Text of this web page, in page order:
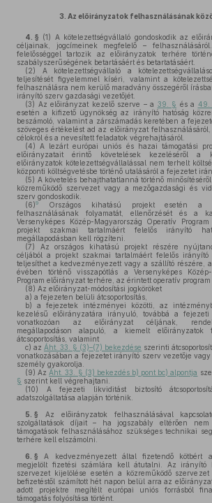
3. Az előirányzatok felhasználásának
4. § (1) A kötelezettségvállaló gondoskodik az
céljainak, jogcímeinek megfelelő –
felelősséggel tartozik az előirányzatok terhére
szabályszerűségének betartásáért és betartatásáért.
(2) A kötelezettségvállaló a
teljesítését figyelemmel kíséri, valamint a
felhasználásra nem kerülő maradvány összegéről
irányító szerv gazdasági vezetőjét.
(3) Az előirányzat kezelő szerve – a 39. § és a 49.
esetén a kifizető ügynökség az irányító hatóság
beszámoló, valamint a zárszámadás keretében a
szöveges értékelést ad az előirányzat
célokról és a nevesített feladatok végrehajtásáról.
(4) A lezárt európai uniós és hazai támogatási
előirányzatait érintő követelések kezeléséről a
előirányzatok kötelezettségvállalással nem terhelt
központi költségvetésbe történő utalásáról a fejezetet
(5) A követelés behajthatatlanná történő
közreműködő szervezet vagy a mezőgazdasági és
szerv gondoskodik.
(6)9
Országos kihatású projekt esetén a
felhasználásának folyamatát, ellenőrzését és a
Versenyképes Közép-Magyarország Operatív
projekt szakmai tartalmáért felelős irányító
megállapodásban kell rögzíteni.
(7) Az országos kihatású projekt részére
céljából a projekt szakmai tartalmáért felelős irányító
teljesíthet a kedvezményezett vagy a szállító részére,
évében történő visszapótlás a Versenyképes
Program előirányzat terhére, az érintett operatív program
(8) Az előirányzat-módosítási jogköröket
a) a fejezeten belüli átcsoportosítás,
b) a fejezetek intézményei közötti, az
kezelésű előirányzatára irányuló, továbbá a fejezeti
vonatkozóan az előirányzat céljának,
megállapodáson alapuló, a kiemelt előirányzatok
átcsoportosítás, valamint
c) az Áht. 33. § (3)–(7) bekezdése szerinti
vonatkozásában a fejezetet irányító szerv vezetője
személy gyakorolja.
(9) Az Áht. 33. § (3) bekezdés b) pont bc) alpontja
§ szerint kell végrehajtani.
(10) A fejezeti likviditást biztosító
adatszolgáltatása alapján történik.
5. § Az előirányzatok felhasználásával
szolgáltatások díjait – ha jogszabály eltérően
támogatások felhasználásához szükséges technikai
terhére kell elszámolni.
6. § A kedvezményezett által fizetendő kötbért
megjelölt fizetési számlára kell átutalni. Az irányító
szervezet kijelölése esetén a közreműködő
befizetéstől számított hét napon belül arra az
adott projektre megítélt európai uniós forrásból
támogatás folyósítása történt.